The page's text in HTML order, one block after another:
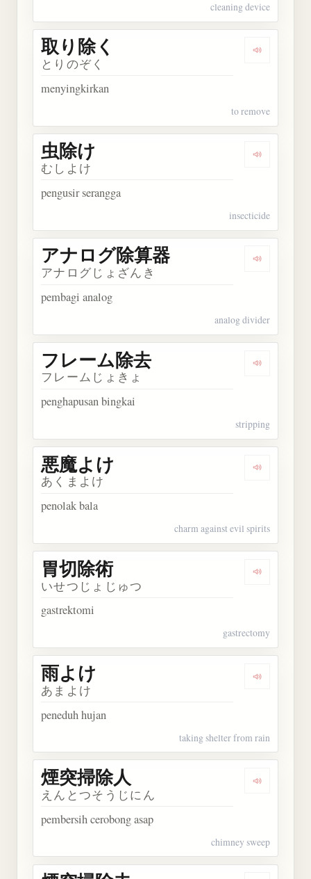
cleaning device
Dengarkan
取り除く
とりのぞく
menyingkirkan
to remove
Dengarkan
虫除け
むしよけ
pengusir serangga
insecticide
Dengarkan
アナログ除算器
アナログじょざんき
pembagi analog
analog divider
Dengarkan
フレーム除去
フレームじょきょ
penghapusan bingkai
stripping
Dengarkan
悪魔よけ
あくまよけ
penolak bala
charm against evil spirits
Dengarkan
胃切除術
いせつじょじゅつ
gastrektomi
gastrectomy
Dengarkan
雨よけ
あまよけ
peneduh hujan
taking shelter from rain
Dengarkan
煙突掃除人
えんとつそうじにん
pembersih cerobong asap
chimney sweep